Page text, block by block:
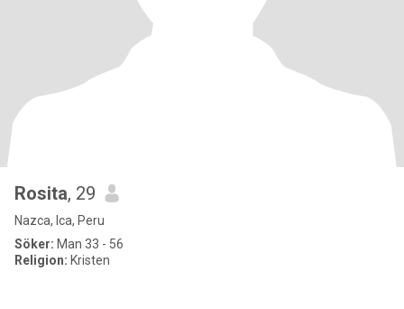
Rosita, 29
Nazca, Ica, Peru
Söker: Man 33 - 56
Religion: Kristen